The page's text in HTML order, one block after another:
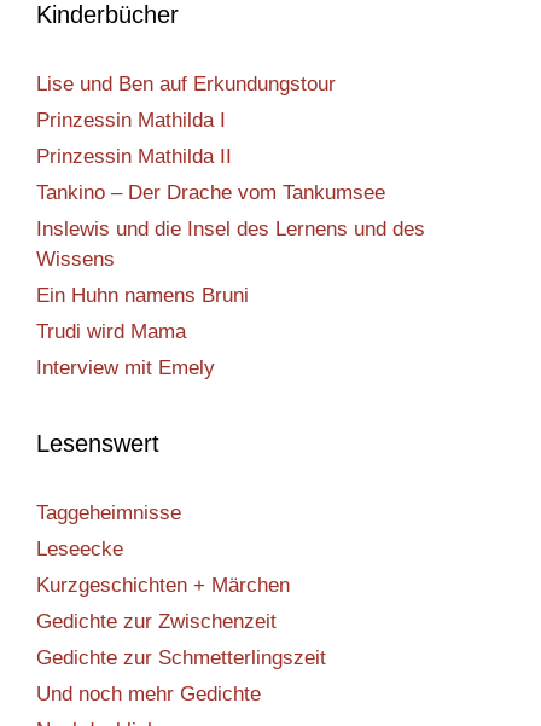
Kinderbücher
Lise und Ben auf Erkundungstour
Prinzessin Mathilda I
Prinzessin Mathilda II
Tankino – Der Drache vom Tankumsee
Inslewis und die Insel des Lernens und des
Wissens
Ein Huhn namens Bruni
Trudi wird Mama
Interview mit Emely
Lesenswert
Taggeheimnisse
Leseecke
Kurzgeschichten + Märchen
Gedichte zur Zwischenzeit
Gedichte zur Schmetterlingszeit
Und noch mehr Gedichte